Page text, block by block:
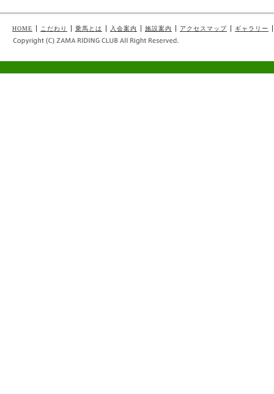
HOME こだわり 乗馬とは 入会案内 施設案内 アクセスマップ ギャラリー